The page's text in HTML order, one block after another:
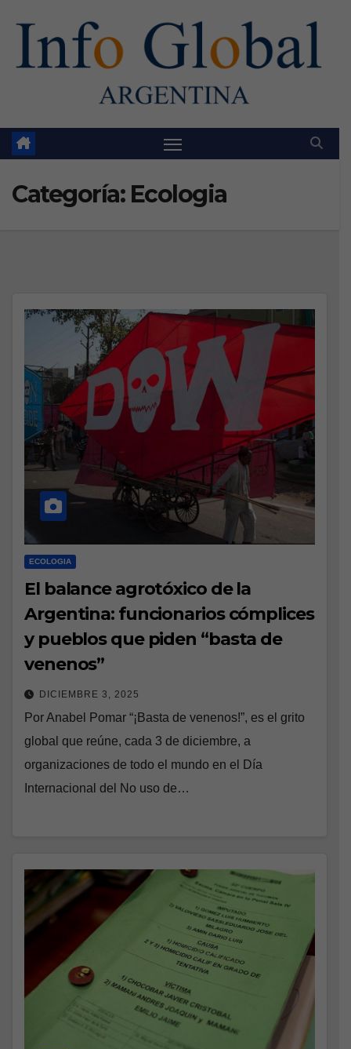
Categoría: Ecologia
ECOLOGIA
El balance agrotóxico de la
Argentina: funcionarios cómplices
y pueblos que piden “basta de
venenos”
DICIEMBRE 3, 2025
Por Anabel Pomar “¡Basta de venenos!”, es el grito
global que reúne, cada 3 de diciembre, a
organizaciones de todo el mundo en el Día
Internacional del No uso de…